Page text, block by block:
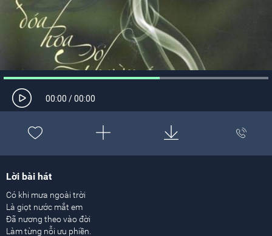
00:00 /00:00
Lời bài hát
Có khi mưa ngoài trời
Là giọt nước mắt em
Đã nương theo vào đời
Làm từng nỗi ưu phiền.